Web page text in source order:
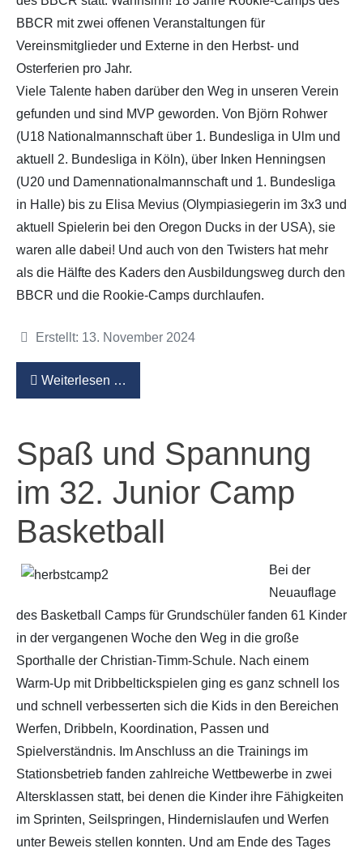
BBCR mit zwei offenen Veranstaltungen für
Vereinsmitglieder und Externe in den Herbst- und
Osterferien pro Jahr.
Viele Talente haben darüber den Weg in unseren Verein
gefunden und sind MVP geworden. Von Björn Rohwer
(U18 Nationalmannschaft über 1. Bundesliga in Ulm und
aktuell 2. Bundesliga in Köln), über Inken Henningsen
(U20 und Damennationalmannschaft und 1. Bundesliga
in Halle) bis zu Elisa Mevius (Olympiasiegerin im 3x3 und
aktuell Spielerin bei den Oregon Ducks in der USA), sie
waren alle dabei! Und auch von den Twisters hat mehr
als die Hälfte des Kaders den Ausbildungsweg durch den
BBCR und die Rookie-Camps durchlaufen.
Details
Erstellt: 13. November 2024
Weiterlesen …
Spaß und Spannung
im 32. Junior Camp
Basketball
Bei der
Neuauflage
des Basketball Camps für Grundschüler fanden 61 Kinder
in der vergangenen Woche den Weg in die große
Sporthalle der Christian-Timm-Schule. Nach einem
Warm-Up mit Dribbeltickspielen ging es ganz schnell los
und schnell verbesserten sich die Kids in den Bereichen
Werfen, Dribbeln, Koordination, Passen und
Spielverständnis. Im Anschluss an die Trainings im
Stationsbetrieb fanden zahlreiche Wettbewerbe in zwei
Altersklassen statt, bei denen die Kinder ihre Fähigkeiten
im Sprinten, Seilspringen, Hindernislaufen und Werfen
unter Beweis stellen konnten. Und am Ende des Tages
Links zum BVSH u. a.
Trainerabrechnung
Rechtliches